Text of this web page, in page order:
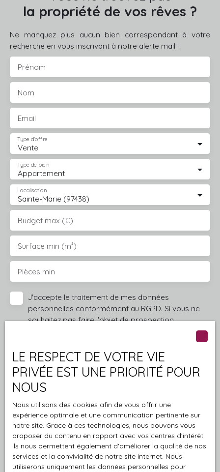
la propriété de vos rêves ?
Ne manquez plus aucun bien correspondant à votre
recherche en vous inscrivant à notre alerte mail !
Prénom
Nom
Email
Vente
Type d'offre
Appartement
Type de bien
Sainte-Marie (97438)
Localisation
Budget max (€)
Surface min (m²)
Pièces min
J'accepte le traitement de mes données
personnelles conformément au RGPD. Si vous ne
souhaitez pas faire l'objet de prospection
commerciale par voie téléphonique, vous pouvez
vous inscrire gratuitement sur la liste d'opposition
au démarchage téléphonique, prévu par l'article
L223-1 du code de la consommation, sur le site
Internet www.bloctel.gouv.fr ou par courrier
adressé à :
Société Worldline, Service Bloctel, CS 61311, 41013
BLOIS CEDEX.
Pour en savoir plus sur le traitement de vos
données personnelles, veuillez consulter notre
politique de confidentialité.
LE RESPECT DE VOTRE VIE
PRIVÉE EST UNE PRIORITÉ POUR
NOUS
Nous utilisons des cookies afin de vous offrir une
expérience optimale et une communication pertinente sur
notre site. Grace à ces technologies, nous pouvons vous
proposer du contenu en rapport avec vos centres d'intérêt.
Ils nous permettent également d'améliorer la qualité de nos
services et la convivialité de notre site internet. Nous
utiliserons uniquement les données personnelles pour